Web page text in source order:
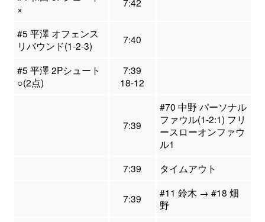
×
#5 平澤 オフェンス
リバウンド(1-2-3)
7:40
#5 平澤 2Pシュート
○(2点)
7:39
18-12
7:39
#70 中野 パーソナル
ファウル(1-2:1) フリ
ースローオンファウ
ル1
7:39
タイムアウト
7:39
#11 鈴木 → #18 畑
野